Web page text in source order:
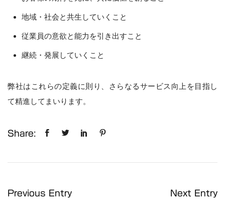
地域・社会と共生していくこと
従業員の意欲と能力を引き出すこと
継続・発展していくこと
弊社はこれらの定義に則り、さらなるサービス向上を目指し
て精進してまいります。
Share:
Previous Entry Next Entry